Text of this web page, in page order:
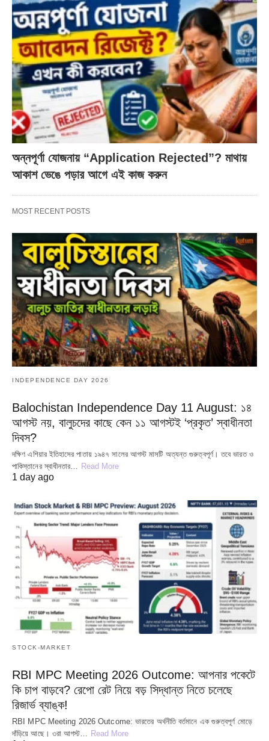
অন্নপূর্ণা যোজনায় “Application Rejected”? মাথায়
আকাশ ভেঙে পড়ার আগে এই কাজ করুন
MOST RECENT POSTS
INDEPENDENCE DAY 2026
Balochistan Independence Day 11 August: ১৪
আগস্ট নয়, বালুচদের কাছে কেন ১১ আগস্টই ‘প্রকৃত’ স্বাধীনতা
দিবস?
দক্ষিণ এশিয়ার ইতিহাসের পাতায় ১৯৪৭ সালের আগস্ট মাসটি অত্যন্ত গুরুত্বপূর্ণ। তবে ভারত ও
পাকিস্তানের স্বাধীনতার…
Read More
1 day ago
STOCK-MARKET
RBI MPC Meeting 2026 Outcome: আপনার পকেটে
কি চাপ বাড়বে? রেপো রেট নিয়ে বড় সিদ্ধান্ত নিতে চলেছে
রিজার্ভ ব্যাঙ্ক!
RBI MPC Meeting 2026 Outcome: ভারতের অর্থনীতি বর্তমানে এক গুরুত্বপূর্ণ মোড়ে
দাঁড়িয়ে আছে। ৩রা আগস্ট… Read More